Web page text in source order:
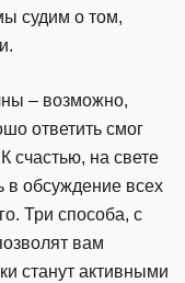
судим о том,
– возможно,
ответить смог
счастью, на свете
в обсуждение всех
Три способа, с
вам
станут активными